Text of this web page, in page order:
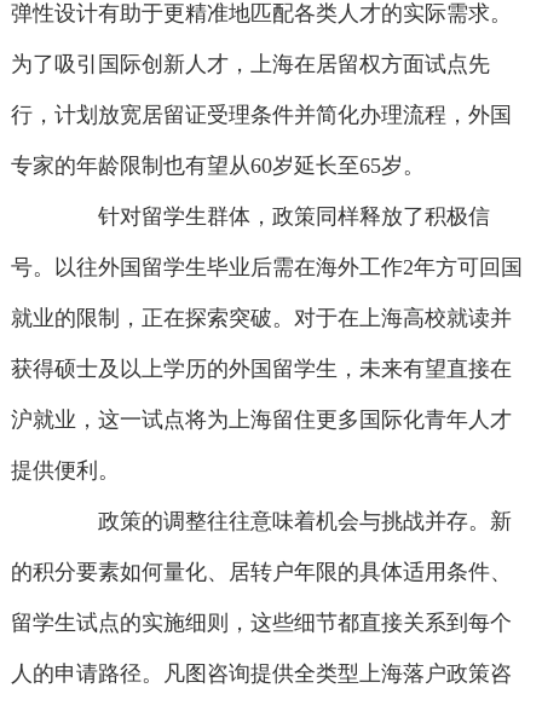
弹性设计有助于更精准地匹配各类人才的实际需求。
为了吸引国际创新人才，上海在居留权方面试点先
行，计划放宽居留证受理条件并简化办理流程，外国
专家的年龄限制也有望从60岁延长至65岁。
针对留学生群体，政策同样释放了积极信
号。以往外国留学生毕业后需在海外工作2年方可回国
就业的限制，正在探索突破。对于在上海高校就读并
获得硕士及以上学历的外国留学生，未来有望直接在
沪就业，这一试点将为上海留住更多国际化青年人才
提供便利。
政策的调整往往意味着机会与挑战并存。新
的积分要素如何量化、居转户年限的具体适用条件、
留学生试点的实施细则，这些细节都直接关系到每个
人的申请路径。凡图咨询提供全类型上海落户政策咨